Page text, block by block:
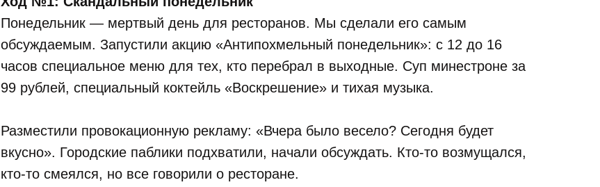
Понедельник — мертвый день для ресторанов. Мы сделали его самым
обсуждаемым. Запустили акцию «Антипохмельный понедельник»: с 12 до 16
часов специальное меню для тех, кто перебрал в выходные. Суп минестроне за
99 рублей, специальный коктейль «Воскрешение» и тихая музыка.
Разместили провокационную рекламу: «Вчера было весело? Сегодня будет
вкусно». Городские паблики подхватили, начали обсуждать. Кто-то возмущался,
кто-то смеялся, но все говорили о ресторане.